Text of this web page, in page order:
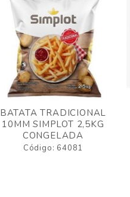
BATATA TRADICIONAL
10MM SIMPLOT 2,5KG
CONGELADA
Código: 64081